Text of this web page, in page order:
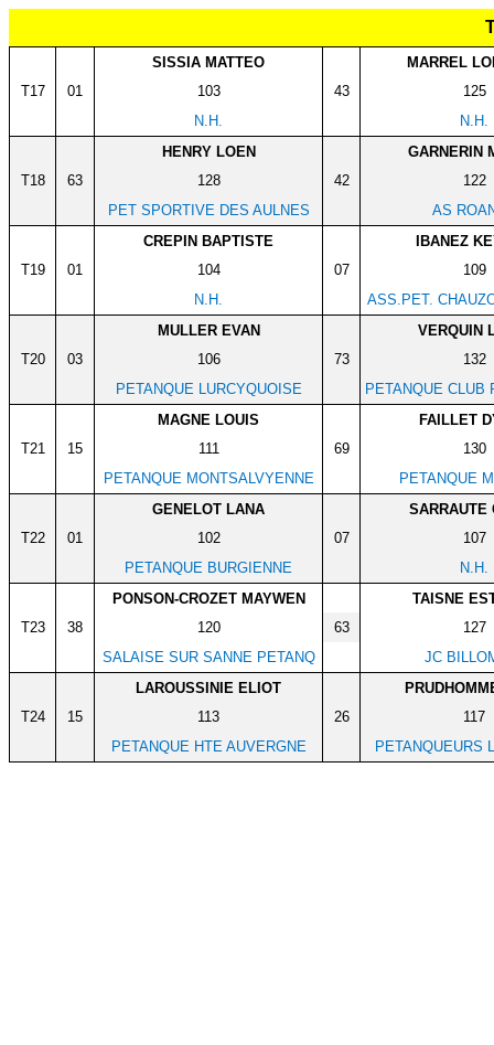
SISSIA MATTEO
MARREL
T17
01 103 43
125
N.H.
N.H.
HENRY LOEN
GARNERIN
T18
63 128 42
122
PET SPORTIVE DES AULNES
AS
CREPIN BAPTISTE
IBANEZ
T19
01 104 07
109
N.H.
ASS.PET.
MULLER EVAN
VERQUIN
T20
03 106 73
132
PETANQUE LURCYQUOISE
PETANQUE CLUB
MAGNE LOUIS
FAILLET
T21
15 111 69
130
PETANQUE MONTSALVYENNE
PETANQUE
GENELOT LANA
SARRAUTE
T22
01 102 07
107
PETANQUE BURGIENNE
N.H.
PONSON-CROZET MAYWEN
TAISNE
T23
38 120 63
127
SALAISE SUR SANNE PETANQ
JC
LAROUSSINIE ELIOT
T24
15 113 26
117
PETANQUE HTE AUVERGNE
PETANQUEURS